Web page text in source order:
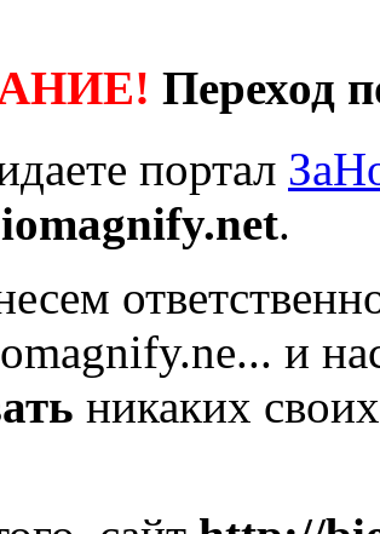
Переход
портал
.
и
никаких